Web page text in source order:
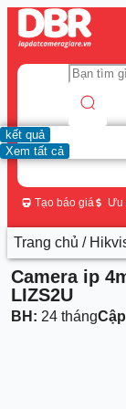
kết quả
Xem tất cả
Tạo báo giá Ưu
Trang chủ /
Camera ip
LIZS2U
BH: 24 tháng